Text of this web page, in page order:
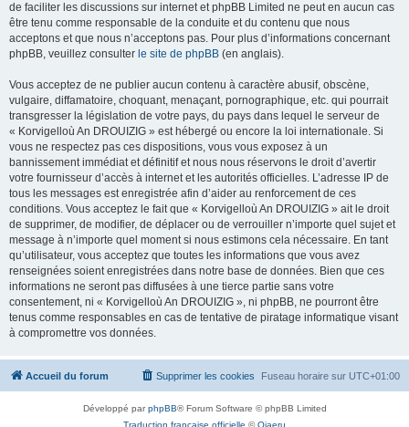
de faciliter les discussions sur internet et phpBB Limited ne peut en aucun cas
être tenu comme responsable de la conduite et du contenu que nous
acceptons et que nous n’acceptons pas. Pour plus d’informations concernant
phpBB, veuillez consulter le site de phpBB (en anglais).
Vous acceptez de ne publier aucun contenu à caractère abusif, obscène,
vulgaire, diffamatoire, choquant, menaçant, pornographique, etc. qui pourrait
transgresser la législation de votre pays, du pays dans lequel le serveur de
« Korvigelloù An DROUIZIG » est hébergé ou encore la loi internationale. Si
vous ne respectez pas ces dispositions, vous vous exposez à un
bannissement immédiat et définitif et nous nous réservons le droit d’avertir
votre fournisseur d’accès à internet et les autorités officielles. L’adresse IP de
tous les messages est enregistrée afin d’aider au renforcement de ces
conditions. Vous acceptez le fait que « Korvigelloù An DROUIZIG » ait le droit
de supprimer, de modifier, de déplacer ou de verrouiller n’importe quel sujet et
message à n’importe quel moment si nous estimons cela nécessaire. En tant
qu’utilisateur, vous acceptez que toutes les informations que vous avez
renseignées soient enregistrées dans notre base de données. Bien que ces
informations ne seront pas diffusées à une tierce partie sans votre
consentement, ni « Korvigelloù An DROUIZIG », ni phpBB, ne pourront être
tenus comme responsables en cas de tentative de piratage informatique visant
à compromettre vos données.
Accueil du forum Fuseau horaire sur UTC+01:00
Supprimer les cookies
Développé parphpBB® Forum Software © phpBB Limited
Traduction française officielle ©Qiaeru